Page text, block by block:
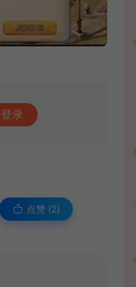
登录
点赞 (2)